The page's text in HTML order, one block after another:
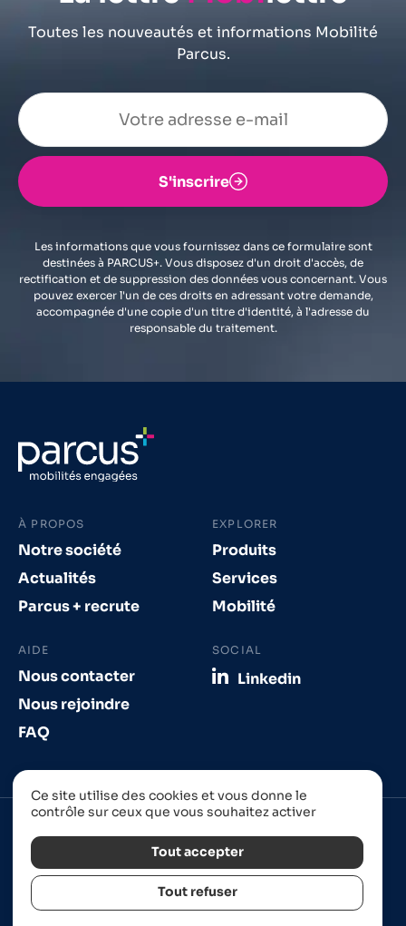
Toutes les nouveautés et informations Mobilité
Parcus.
S'inscrire
Les informations que vous fournissez dans ce formulaire sont
destinées à PARCUS+. Vous disposez d'un droit d'accès, de
rectification et de suppression des données vous concernant. Vous
pouvez exercer l'un de ces droits en adressant votre demande,
accompagnée d'une copie d'un titre d'identité, à l'adresse du
responsable du traitement.
À PROPOS
Notre société
Actualités
Parcus + recrute
EXPLORER
Produits
Services
Mobilité
AIDE
Nous contacter
Nous rejoindre
FAQ
SOCIAL
Linkedin
Site réalisé à Strasbourg parIzhak
Ce site utilise des cookies et vous donne le
contrôle sur ceux que vous souhaitez activer
Tout accepter
Tout refuser